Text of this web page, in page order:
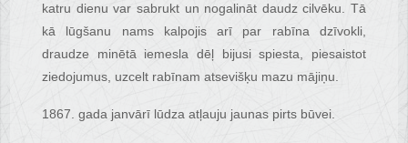
katru dienu var sabrukt un nogalināt daudz cilvēku. Tā
kā lūgšanu nams kalpojis arī par rabīna dzīvokli,
draudze minētā iemesla dēļ bijusi spiesta, piesaistot
ziedojumus, uzcelt rabīnam atsevišķu mazu mājiņu.
1867. gada janvārī lūdza atļauju jaunas pirts būvei.